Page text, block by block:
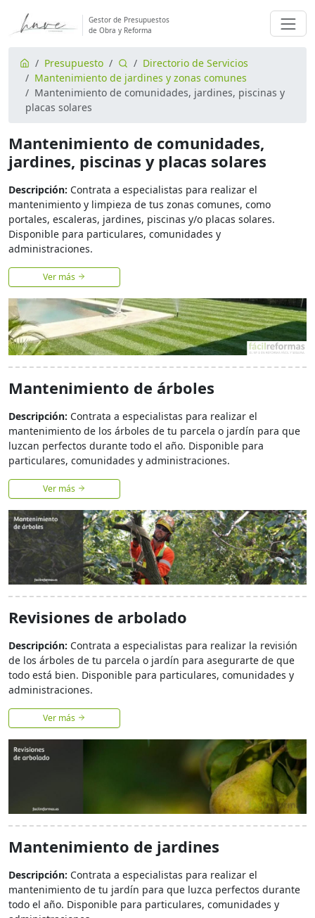
Gestor de Presupuestos
de Obra y Reforma
Presupuesto
Directorio de Servicios
Mantenimiento de jardines y zonas comunes
Mantenimiento de comunidades, jardines, piscinas y
placas solares
Mantenimiento de comunidades,
jardines, piscinas y placas solares
Descripción: Contrata a especialistas para realizar el
mantenimiento y limpieza de tus zonas comunes, como
portales, escaleras, jardines, piscinas y/o placas solares.
Disponible para particulares, comunidades y
administraciones.
Ver más
Mantenimiento de árboles
Descripción: Contrata a especialistas para realizar el
mantenimiento de los árboles de tu parcela o jardín para que
luzcan perfectos durante todo el año. Disponible para
particulares, comunidades y administraciones.
Ver más
Revisiones de arbolado
Descripción: Contrata a especialistas para realizar la revisión
de los árboles de tu parcela o jardín para asegurarte de que
todo está bien. Disponible para particulares, comunidades y
administraciones.
Ver más
Mantenimiento de jardines
Descripción: Contrata a especialistas para realizar el
mantenimiento de tu jardín para que luzca perfectos durante
todo el año. Disponible para particulares, comunidades y